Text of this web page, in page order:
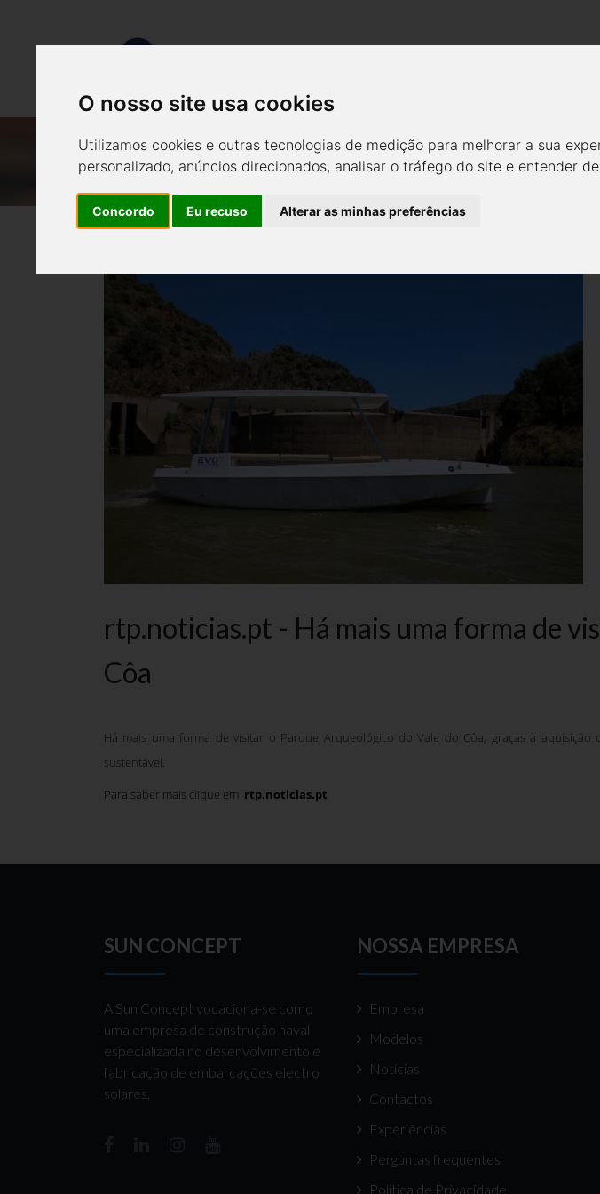
O nosso site usa cookies
Utilizamos cookies e outras tecnologias de medição para melhorar a sua
personalizado, anúncios direcionados, analisar o tráfego do site e entender
Concordo Eu recuso Alterar as minhas preferências
RTP.NOTICIAS.PT - HÁ MAIS
rtp.noticias.pt - Há mais uma forma de
Côa
Há mais uma forma de visitar o Parque Arqueológico do Vale do Côa, graças à
sustentável.
Para saber mais clique em rtp.noticias.pt
SUN CONCEPT
A Sun Concept vocaciona-se como
uma empresa de construção naval
especializada no desenvolvimento e
fabricação de embarcações electro
solares,
NOSSA EMPRESA
Empresa
Modelos
Notícias
Contactos
Experiências
Perguntas frequentes
Politica de Privacidade